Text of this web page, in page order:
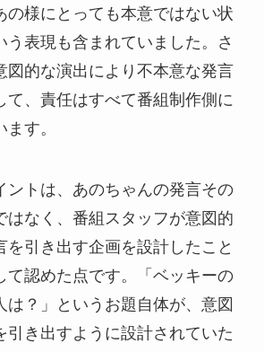
の様にとっても本意ではない状
う表現も含まれていました。さ
図的な演出により不本意な発言
て、責任はすべて番組制作側に
す。
ントは、あのちゃんの発言その
はなく、番組スタッフが意図的
を引き出す企画を設計したこと
て認めた点です。「ベッキーの
は？」というお題自体が、意図
引き出すように設計されていた